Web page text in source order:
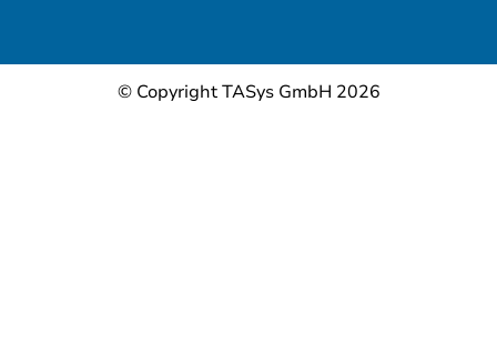
© Copyright TASys GmbH 2026